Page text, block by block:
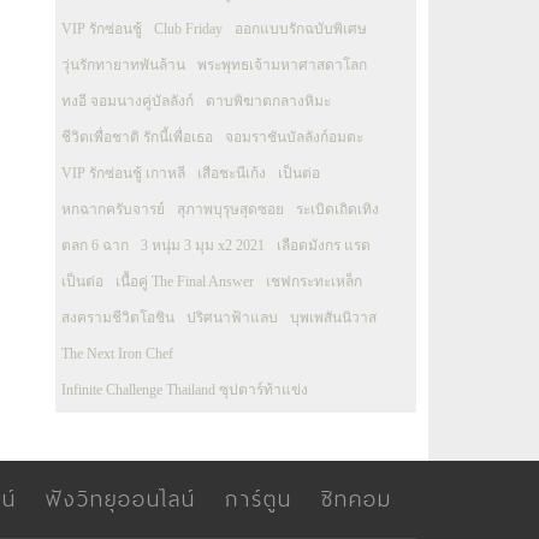
VIP รักซ่อนชู้ Club Friday ออกแบบรักฉบับพิเศษ
วุ่นรักทายาทพันล้าน พระพุทธเจ้ามหาศาสดาโลก
ทงอี จอมนางคู่บัลลังก์ ดาบพิฆาตกลางหิมะ
ชีวิตเพื่อชาติ รักนี้เพื่อเธอ จอมราชันบัลลังก์อมตะ
VIP รักซ่อนชู้ เกาหลี เสือชะนีเก้ง เป็นต่อ
หกฉากครับจารย์ สุภาพบุรุษสุดซอย ระเบิดเถิดเทิง
ตลก 6 ฉาก 3 หนุ่ม 3 มุม x2 2021 เลือดมังกร แรด
เป็นต่อ เนื้อคู่ The Final Answer เชฟกระทะเหล็ก
สงครามชีวิตโอชิน ปริศนาฟ้าแลบ บุพเพสันนิวาส
The Next Iron Chef
Infinite Challenge Thailand ซุปตาร์ท้าแข่ง
ฟังวิทยุออนไลน์ การ์ตูน ซิทคอม